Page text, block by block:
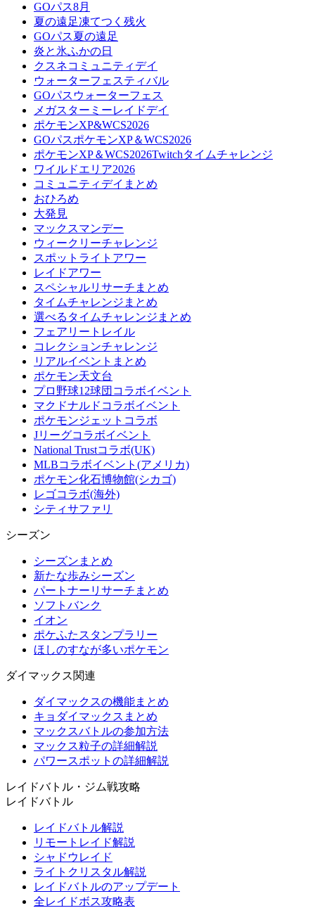
GOパス8月
夏の遠足凍てつく残火
GOパス夏の遠足
炎と氷ふかの日
クスネコミュニティデイ
ウォーターフェスティバル
GOパスウォーターフェス
メガスターミーレイドデイ
ポケモンXP&WCS2026
GOパスポケモンXP＆WCS2026
ポケモンXP＆WCS2026Twitchタイムチャレンジ
ワイルドエリア2026
コミュニティデイまとめ
おひろめ
大発見
マックスマンデー
ウィークリーチャレンジ
スポットライトアワー
レイドアワー
スペシャルリサーチまとめ
タイムチャレンジまとめ
選べるタイムチャレンジまとめ
フェアリートレイル
コレクションチャレンジ
リアルイベントまとめ
ポケモン天文台
プロ野球12球団コラボイベント
マクドナルドコラボイベント
ポケモンジェットコラボ
Jリーグコラボイベント
National Trustコラボ(UK)
MLBコラボイベント(アメリカ)
ポケモン化石博物館(シカゴ)
レゴコラボ(海外)
シティサファリ
シーズン
シーズンまとめ
新たな歩みシーズン
パートナーリサーチまとめ
ソフトバンク
イオン
ポケふたスタンプラリー
ほしのすなが多いポケモン
ダイマックス関連
ダイマックスの機能まとめ
キョダイマックスまとめ
マックスバトルの参加方法
マックス粒子の詳細解説
パワースポットの詳細解説
レイドバトル・ジム戦攻略
レイドバトル
レイドバトル解説
リモートレイド解説
シャドウレイド
ライトクリスタル解説
レイドバトルのアップデート
全レイドボス攻略表